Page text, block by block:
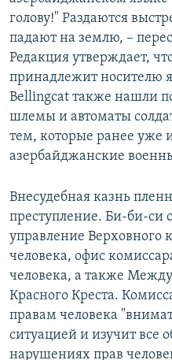
голову!" Раздаются
падают на землю, –
Редакция утверждает,
принадлежит носителю
Bellingcat также нашли
шлемы и автоматы
тем, которые ранее уже
азербайджанские
Внесудебная казнь
преступление. Би-би-си
управление Верховного
человека, офис
человека, а также
Красного Креста.
правам человека
ситуацией и изучит все
нарушениях прав